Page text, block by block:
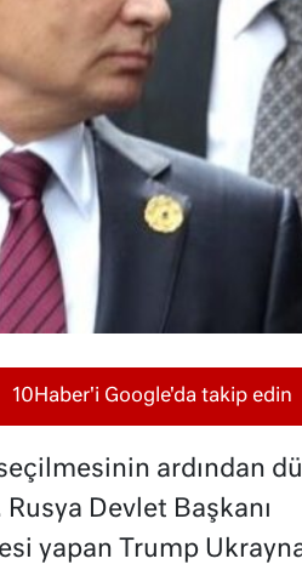
10Haber'i Google'da takip edin
ardından
Devlet Başkanı
yapan Trump